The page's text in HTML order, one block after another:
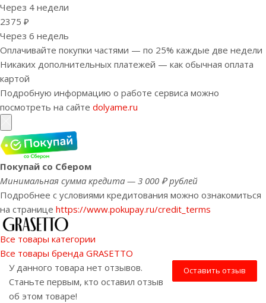
Через 4 недели
2375 ₽
Через 6 недель
Оплачивайте покупки частями — по 25% каждые две недели
Никаких дополнительных платежей — как обычная оплата
картой
Подробную информацию о работе сервиса можно
посмотреть на сайте dolyame.ru
Покупай со Сбером
Минимальная сумма кредита — 3 000 ₽ рублей
Подробнее с условиями кредитования можно ознакомиться
на странице https://www.pokupay.ru/credit_terms
Все товары категории
Все товары бренда GRASETTO
Оставить отзыв
У данного товара нет отзывов.
Станьте первым, кто оставил отзыв
об этом товаре!